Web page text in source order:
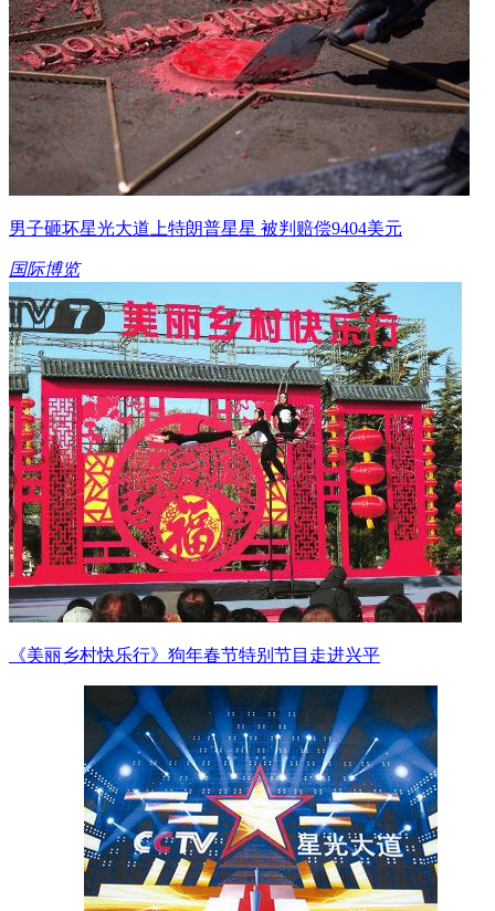
男子砸坏星光大道上特朗普星星 被判赔偿9404美元
国际博览
《美丽乡村快乐行》狗年春节特别节目走进兴平